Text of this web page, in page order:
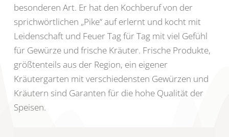
besonderen Art. Er hat den Kochberuf von der
sprichwörtlichen „Pike“ auf erlernt und kocht mit
Leidenschaft und Feuer Tag für Tag mit viel Gefühl
für Gewürze und frische Kräuter. Frische Produkte,
größtenteils aus der Region, ein eigener
Kräutergarten mit verschiedensten Gewürzen und
Kräutern sind Garanten für die hohe Qualität der
Speisen.